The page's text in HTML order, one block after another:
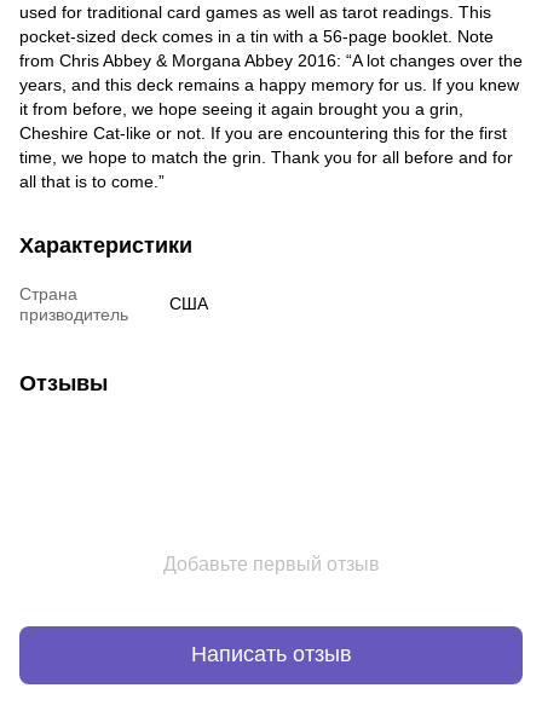
used for traditional card games as well as tarot readings. This
pocket-sized deck comes in a tin with a 56-page booklet. Note
from Chris Abbey & Morgana Abbey 2016: “A lot changes over the
years, and this deck remains a happy memory for us. If you knew
it from before, we hope seeing it again brought you a grin,
Cheshire Cat-like or not. If you are encountering this for the first
time, we hope to match the grin. Thank you for all before and for
all that is to come.”
Характеристики
Страна
призводитель
США
Отзывы
Добавьте первый отзыв
Написать отзыв